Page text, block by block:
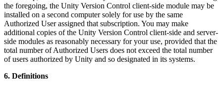
the foregoing, the Unity Version Control client-side module may be
installed on a second computer solely for use by the same
Authorized User assigned that subscription. You may make
additional copies of the Unity Version Control client-side and server-
side modules as reasonably necessary for your use, provided that the
total number of Authorized Users does not exceed the total number
of users authorized by Unity and so designated in its systems.
6. Definitions